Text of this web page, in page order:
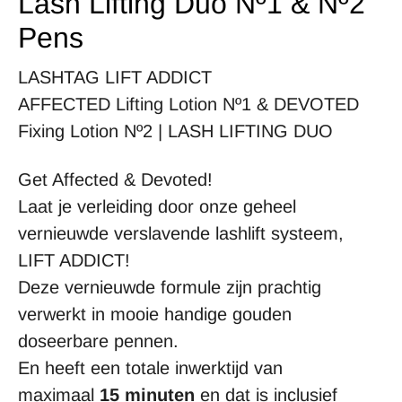
Pens
LASHTAG LIFT ADDICT
AFFECTED Lifting Lotion Nº1 & DEVOTED
Fixing Lotion Nº2 | LASH LIFTING DUO
Get Affected & Devoted!
Laat je verleiding door onze geheel
vernieuwde verslavende lashlift systeem,
LIFT ADDICT!
Deze vernieuwde formule zijn prachtig
verwerkt in mooie handige gouden
doseerbare pennen.
En heeft een totale inwerktijd van
maximaal 15 minuten en dat is inclusief